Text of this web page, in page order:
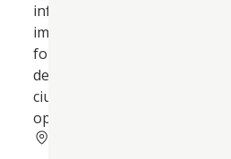
informática así como la
impartición de cursos de
formación. Su objeto social
desarrollará exclusivamente
ciudades de Ceuta y Melilla,
operando efectiva y materia